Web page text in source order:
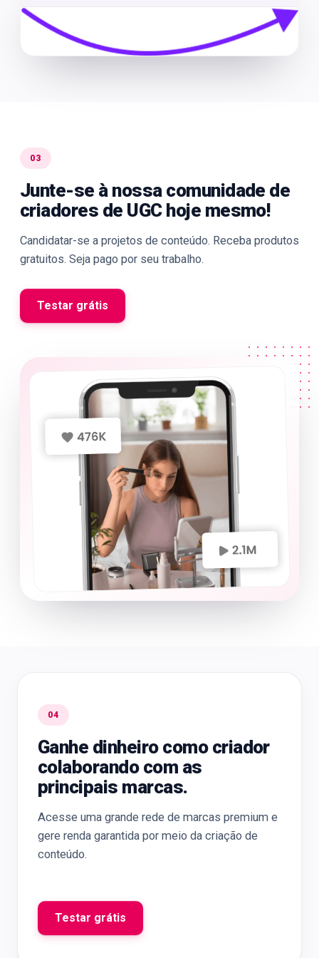
03
Junte-se à nossa comunidade de
criadores de UGC hoje mesmo!
Candidatar-se a projetos de conteúdo. Receba produtos
gratuitos. Seja pago por seu trabalho.
Testar grátis
04
Ganhe dinheiro como criador
colaborando com as
principais marcas.
Acesse uma grande rede de marcas premium e
gere renda garantida por meio da criação de
conteúdo.
Testar grátis